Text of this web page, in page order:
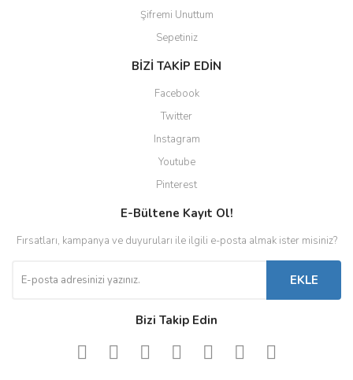
Şifremi Unuttum
Sepetiniz
BİZİ TAKİP EDİN
Facebook
Twitter
Instagram
Youtube
Pinterest
E-Bültene Kayıt Ol!
Fırsatları, kampanya ve duyuruları ile ilgili e-posta almak ister misiniz?
EKLE
Bizi Takip Edin